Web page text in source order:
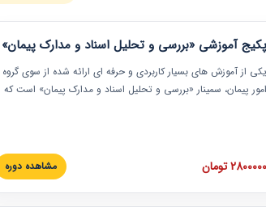
پکیج آموزشی «بررسی و تحلیل اسناد و مدارک پیمان»
یکی از آموزش‏‏‏‏‏‏ های بسیار کاربردی و حرفه‏ ای ارائه شده از سوی گروه
امور پیمان، سمینار «بررسی و تحلیل اسناد و مدارک پیمان» است که
عملی در این خصوص ارائه شده است.
2800000 تومان مشاهده دوره